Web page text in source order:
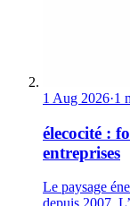
1 Aug 2026·1
élecocité :
entreprises
Le paysage